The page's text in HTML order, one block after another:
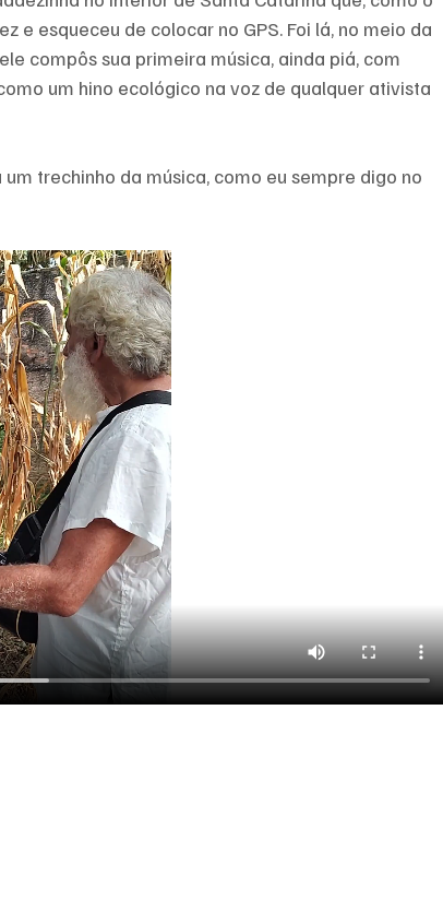
e esqueceu de colocar no GPS. Foi lá, no meio da
compôs sua primeira música, ainda piá, com
um hino ecológico na voz de qualquer ativista
trechinho da música, como eu sempre digo no